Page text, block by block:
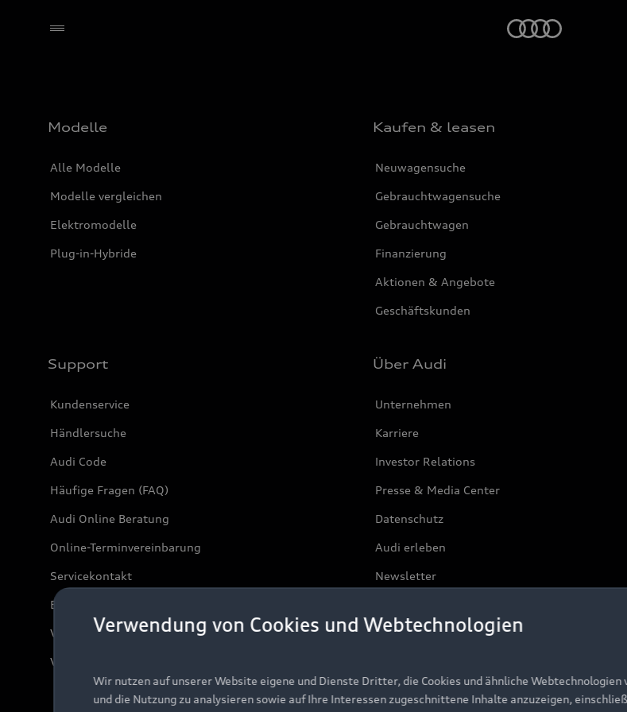
Modelle
Alle Modelle
Modelle vergleichen
Elektromodelle
Plug-in-Hybride
Kaufen & leasen
Neuwagensuche
Gebrauchtwagensuche
Gebrauchtwagen
Finanzierung
Aktionen & Angebote
Geschäftskunden
Support
Kundenservice
Händlersuche
Audi Code
Häufige Fragen (FAQ)
Audi Online Beratung
Online-Terminvereinbarung
Servicekontakt
Bordbuch & Bedienungsanleitungen
Verträge kündigen
Vertrag widerrufen
Über Audi
Unternehmen
Karriere
Investor Relations
Presse & Media Center
Datenschutz
Audi erleben
Newsletter
Verwendung von Cookies und Webtechnologien
Wir nutzen auf unserer Website eigene und Dienste Dritter, die Cookies und ähnliche
und die Nutzung zu analysieren sowie auf Ihre Interessen zugeschnittene Inhalte anzuzeigen,